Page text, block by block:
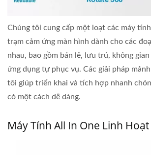
Chúng tôi cung cấp một loạt các máy
trạm cảm ứng màn hình dành cho các
nhau, bao gồm bán lẻ, lưu trú, không
ứng dụng tự phục vụ. Các giải pháp
tôi giúp triển khai và tích hợp nhanh
có một cách dễ dàng.
Máy Tính All In One Linh